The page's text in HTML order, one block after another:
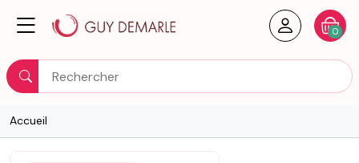
Rechercher
Créer
0
Accueil